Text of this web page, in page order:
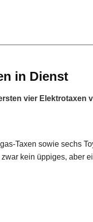
in Dienst
vier Elektrotaxen
Taxen sowie sechs
kein üppiges, aber